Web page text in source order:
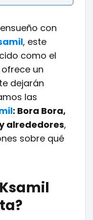
con
, este
como el
ofrece un
dejarán
las
: Bora Bora,
alrededores,
sobre qué